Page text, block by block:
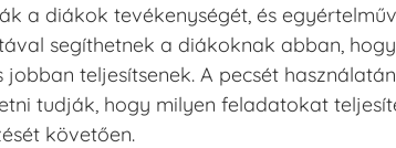
a diákok tevékenységét, és
segíthetnek a diákoknak abban,
teljesítsenek. A pecsét
tudják, hogy milyen feladatokat
követően.